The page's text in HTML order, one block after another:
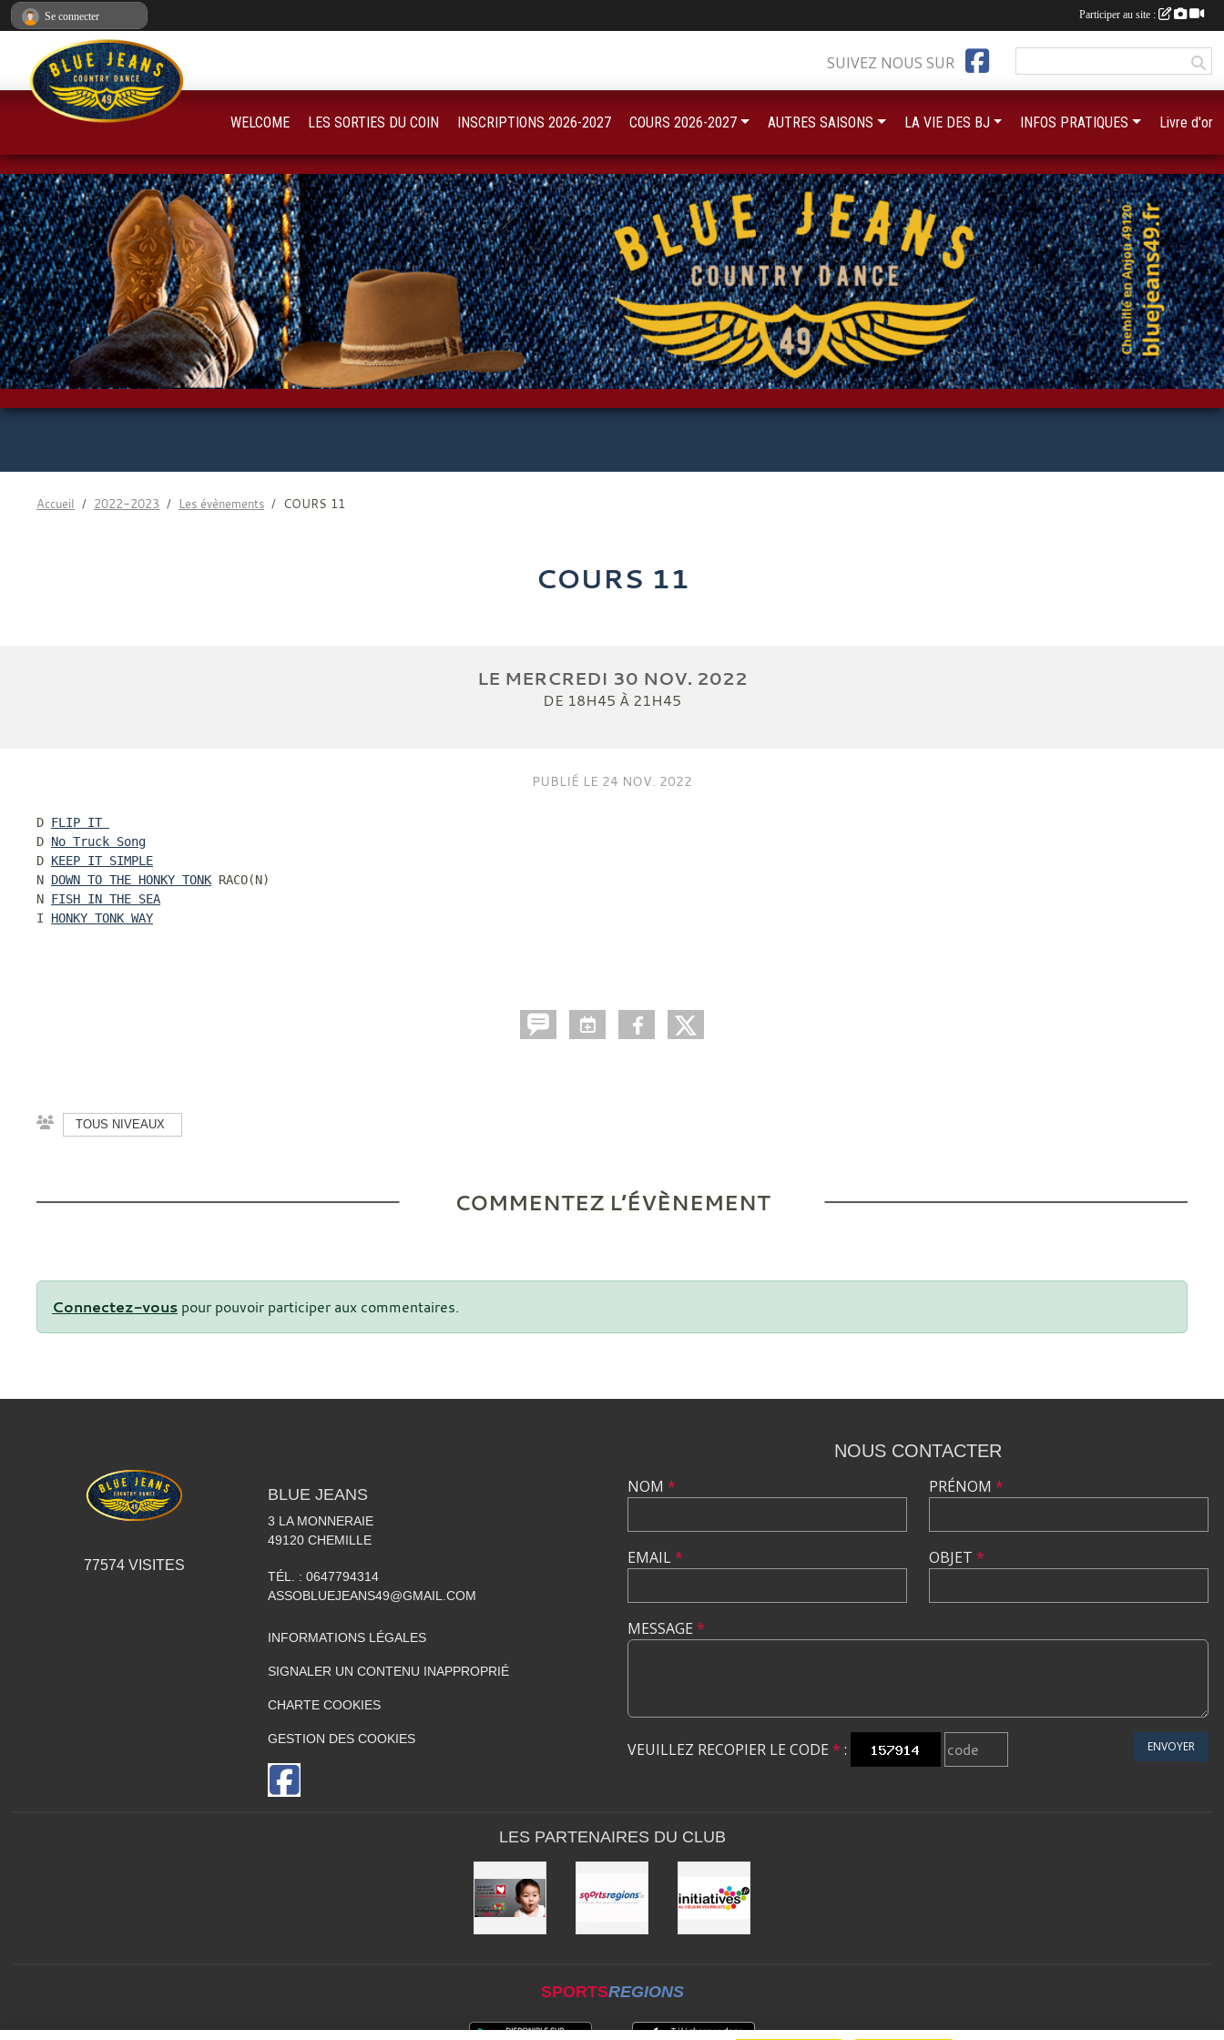
Accueil 2022-2023 Les évènements COURS 11
COURS 11
LE MERCREDI 30 NOV. 2022
DE 18H45 À 21H45
PUBLIÉ LE 24 NOV. 2022
D FLIP IT
D No Truck Song
D KEEP IT SIMPLE
N DOWN TO THE HONKY TONK RACO(N)
N
I HONKY TONK WAY
TOUS NIVEAUX
COMMENTEZ L’ÉVÈNEMENT
Connectez-vous pour pouvoir participer aux commentaires.
SUIVEZ NOUS SUR
WELCOME LES SORTIES DU COIN INSCRIPTIONS 2026-2027 COURS 2026-2027 AUTRES SAISONS LA VIE DES BJ INFOS PRATIQUES Livre d'or
77574VISITES
BLUE JEANS
3 LA MONNERAIE
49120 CHEMILLE
TÉL. : 0647794314
ASSOBLUEJEANS49@GMAIL.COM
INFORMATIONS LÉGALES
SIGNALER UN CONTENU INAPPROPRIÉ
CHARTE COOKIES
GESTION DES COOKIES
NOUS CONTACTER
NOM *
EMAIL*
PRÉNOM *
OBJET *
MESSAGE *
VEUILLEZ RECOPIER LE CODE * : ENVOYER
LES PARTENAIRES DU CLUB
SPORTSREGIONS
Se connecter Participer au site :
Panneau de gestion des cookies